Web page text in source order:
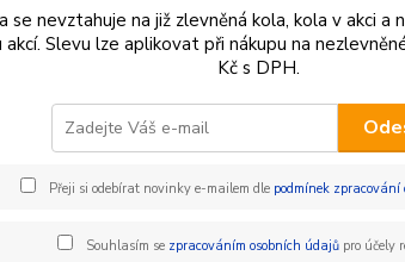
se nevztahuje na již zlevněná kola, kola v akci a
akcí. Slevu lze aplikovat při nákupu na
Kč s DPH.
Přeji si odebírat novinky e-mailem dle podmínek zpracování
Souhlasím se zpracováním osobních údajůpro účely